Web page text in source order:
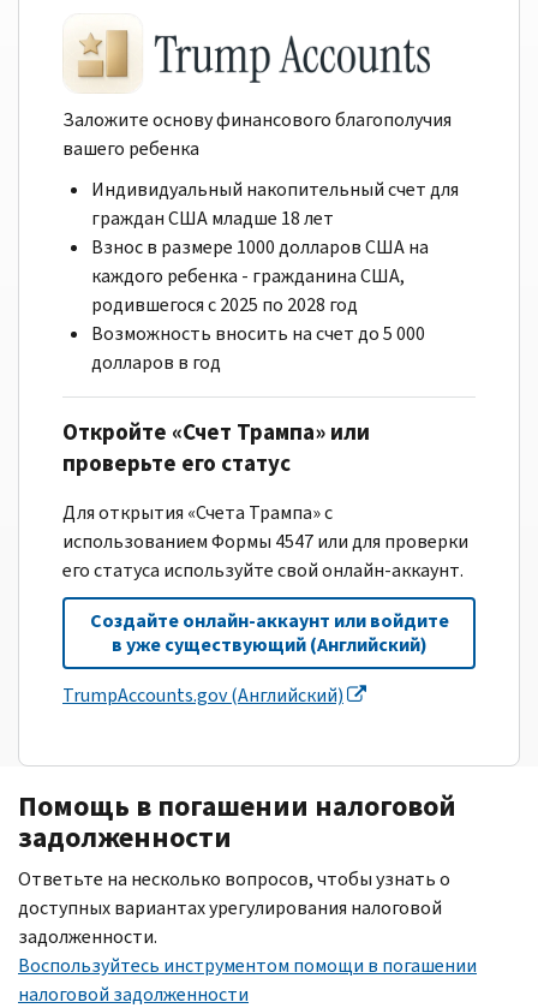
Заложите основу финансового благополучия
вашего ребенка
Индивидуальный накопительный счет для
граждан США младше 18 лет
Взнос в размере 1000 долларов США на
каждого ребенка - гражданина США,
родившегося с 2025 по 2028 год
Возможность вносить на счет до 5 000
долларов в год
Откройте «Счет Трампа» или
проверьте его статус
Для открытия «Счета Трампа» с
использованием Формы 4547 или для проверки
его статуса используйте свой онлайн-аккаунт.
Создайте онлайн-аккаунт или войдите
в уже существующий (Английский)
TrumpAccounts.gov (Английский)
Помощь в погашении налоговой
задолженности
Ответьте на несколько вопросов, чтобы узнать о
доступных вариантах урегулирования налоговой
задолженности.
Воспользуйтесь инструментом помощи в погашении
налоговой задолженности